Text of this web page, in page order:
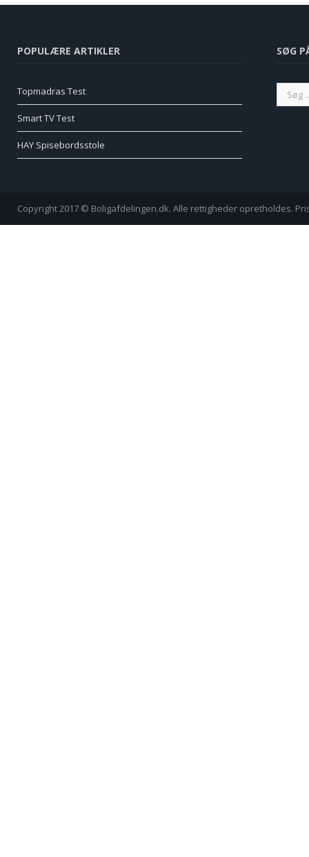
POPULÆRE ARTIKLER
Topmadras Test
Smart TV Test
HAY Spisebordsstole
SØG
Copyright 2017 © Boligafdelingen.dk. Alle rettigheder opretholdes.